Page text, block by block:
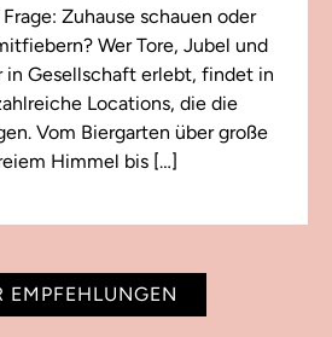
Zuhause schauen oder
Wer Tore, Jubel und
in Gesellschaft erlebt, findet in
Locations, die die
Vom Biergarten über große
Himmel bis […]
EMPFEHLUNGEN